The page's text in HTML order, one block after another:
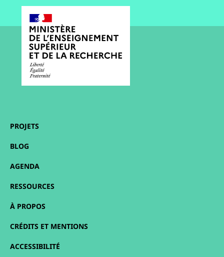
PROJETS
BLOG
AGENDA
RESSOURCES
À PROPOS
CRÉDITS ET MENTIONS
ACCESSIBILITÉ